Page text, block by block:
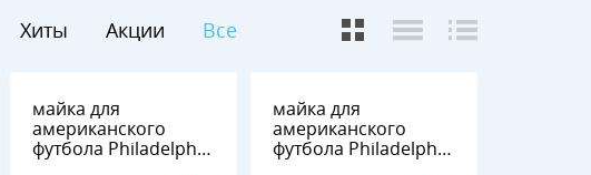
Хиты Акции Все
майка для
американского
футбола Philadelphia
майка для
американского
футбола Philadelphia